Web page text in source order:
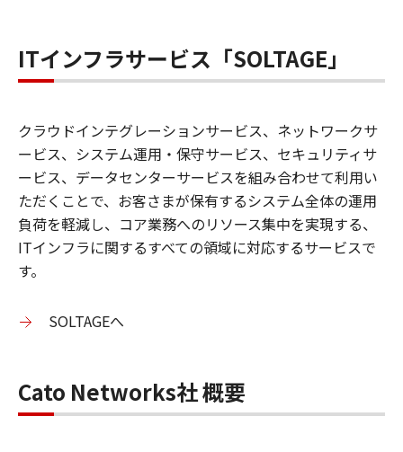
ITインフラサービス「SOLTAGE」
クラウドインテグレーションサービス、ネットワークサ
ービス、システム運用・保守サービス、セキュリティサ
ービス、データセンターサービスを組み合わせて利用い
ただくことで、お客さまが保有するシステム全体の運用
負荷を軽減し、コア業務へのリソース集中を実現する、
ITインフラに関するすべての領域に対応するサービスで
す。
SOLTAGEへ
Cato Networks社 概要